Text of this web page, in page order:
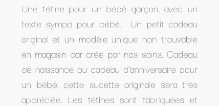
Une tétine pour un bébé garçon, avec un
texte sympa pour bébé. Un petit cadeau
original et un modèle unique non trouvable
en magasin car crée par nos soins. Cadeau
de naissance ou cadeau d'anniversaire pour
un bébé, cette sucette originale sera très
appréciée. Les tétines sont fabriquées et